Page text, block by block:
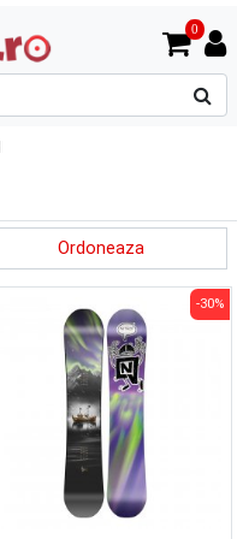
0
Ordoneaza
-30%